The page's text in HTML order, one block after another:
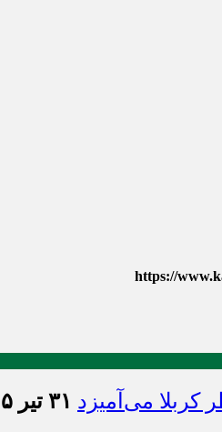
https://
می‌آمیزد ۳۱ تیر ۱۴۰۵ - ۱۸:۴۵